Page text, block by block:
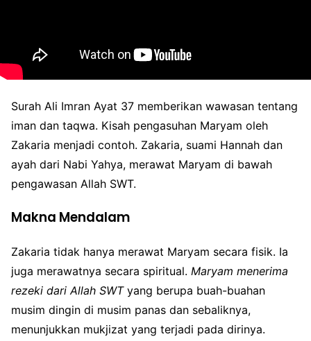
Surah Ali Imran Ayat 37 memberikan wawasan tentang
iman dan taqwa. Kisah pengasuhan Maryam oleh
Zakaria menjadi contoh. Zakaria, suami Hannah dan
ayah dari Nabi Yahya, merawat Maryam di bawah
pengawasan Allah SWT.
Makna Mendalam
Zakaria tidak hanya merawat Maryam secara fisik. Ia
juga merawatnya secara spiritual. Maryam menerima
rezeki dari Allah SWTyang berupa buah-buahan
musim dingin di musim panas dan sebaliknya,
menunjukkan mukjizat yang terjadi pada dirinya.